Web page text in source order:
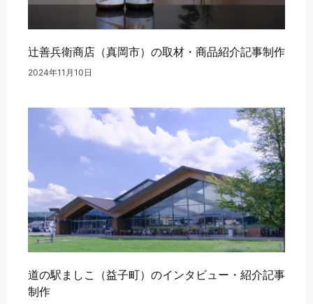
辻善兵衛商店（真岡市）の取材・商品紹介記事制作
2024年11月10日
道の駅ましこ（益子町）のインタビュー・紹介記事
制作